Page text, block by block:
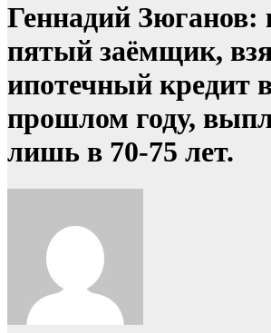
Геннадий
пятый заёмщик,
ипотечный кредит
прошлом году,
лишь в 70-75 лет.